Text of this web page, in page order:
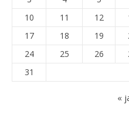
10
11 12
17
18 19
24
25 26
31
«